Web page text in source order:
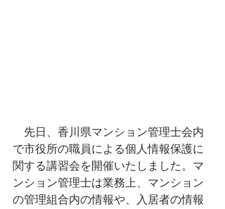
先日、香川県マンション管理士会内
で市役所の職員による個人情報保護に
関する講習会を開催いたしました。マ
ンション管理士は業務上、マンション
の管理組合内の情報や、入居者の情報